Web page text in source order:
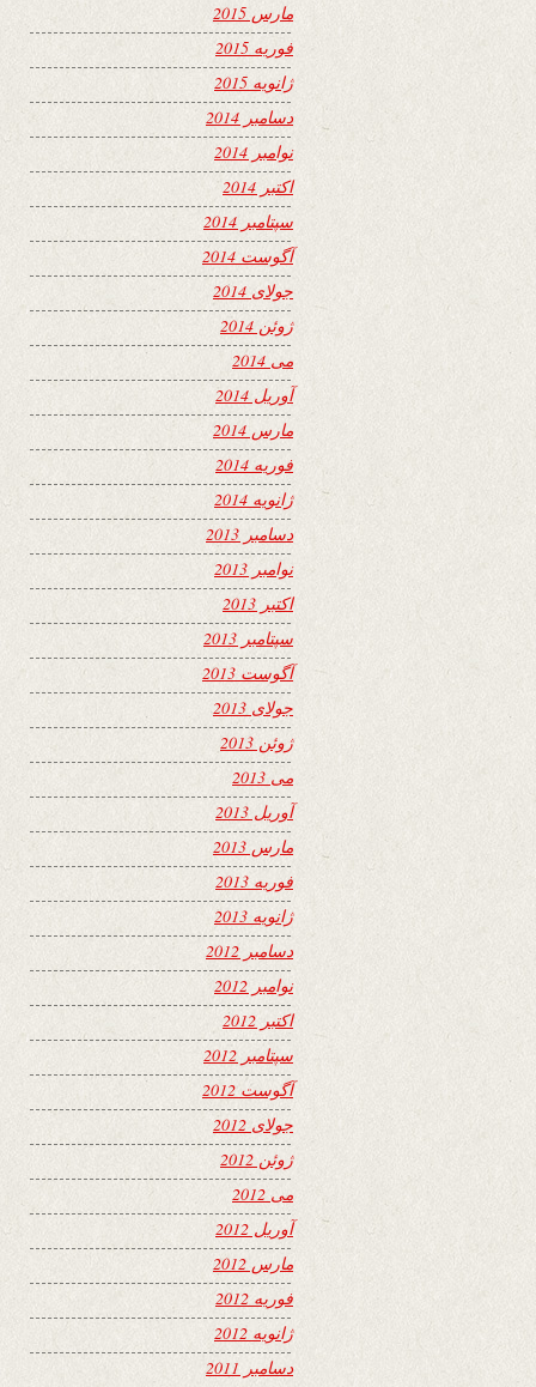
مارس 2015
فوریه 2015
ژانویه 2015
دسامبر 2014
نوامبر 2014
اکتبر 2014
سپتامبر 2014
آگوست 2014
جولای 2014
ژوئن 2014
می 2014
آوریل 2014
مارس 2014
فوریه 2014
ژانویه 2014
دسامبر 2013
نوامبر 2013
اکتبر 2013
سپتامبر 2013
آگوست 2013
جولای 2013
ژوئن 2013
می 2013
آوریل 2013
مارس 2013
فوریه 2013
ژانویه 2013
دسامبر 2012
نوامبر 2012
اکتبر 2012
سپتامبر 2012
آگوست 2012
جولای 2012
ژوئن 2012
می 2012
آوریل 2012
مارس 2012
فوریه 2012
ژانویه 2012
دسامبر 2011